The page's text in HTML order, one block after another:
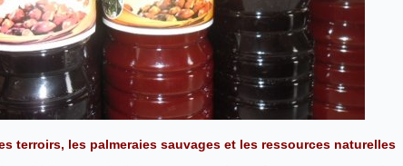
terroirs, les palmeraies sauvages et les ressources naturelles